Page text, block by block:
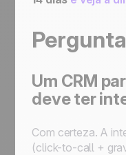
Um CRM
deve ter
Com certeza. A
(click-to-call +